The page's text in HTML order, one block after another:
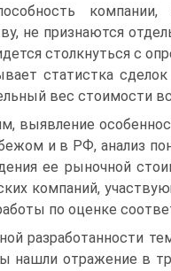
не признаются
столкнуться с
статистка
вес стоимости
выявление
и в РФ, анализ
ее рыночной
компаний,
по оценке
разработанности
нашли отражение в